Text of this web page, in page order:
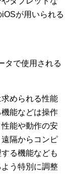
が用いられる
タで使用される
められる性能
能などは操作
能や動作の安
隔からコンピ
る機能なども
う特別に調整